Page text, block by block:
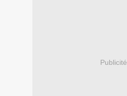
Publicité